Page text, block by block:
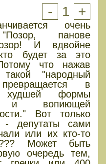
- 1 +
очень
панове
И вдвойне
будет за это
что нажав
"народный
в
худшей формы
и вопиющей
Вот только
- депутаты сами
или их кто-то
Может быть
очередь тем,